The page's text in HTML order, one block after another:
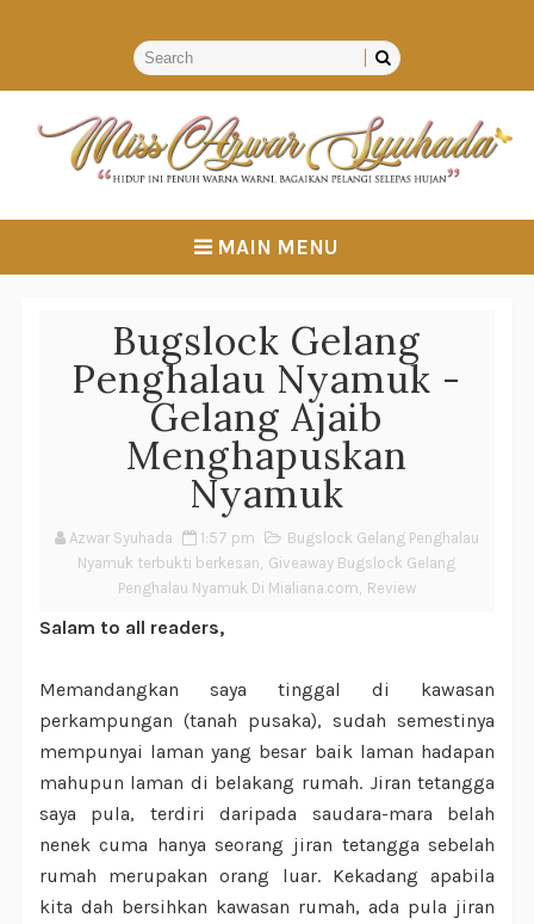
MAIN MENU
Bugslock Gelang
Penghalau Nyamuk -
Gelang Ajaib
Menghapuskan
Nyamuk
Azwar Syuhada 1:57 pm
Bugslock Gelang Penghalau
Nyamuk terbukti berkesan Giveaway Bugslock Gelang
Penghalau Nyamuk Di Mialiana.com Review
Salam to all readers,
Memandangkan saya tinggal di kawasan
perkampungan (tanah pusaka), sudah semestinya
mempunyai laman yang besar baik laman hadapan
mahupun laman di belakang rumah. Jiran tetangga
saya pula, terdiri daripada saudara-mara belah
nenek cuma hanya seorang jiran tetangga sebelah
rumah merupakan orang luar. Kekadang apabila
kita dah bersihkan kawasan rumah, ada pula jiran